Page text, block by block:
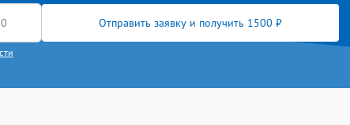
Отправить заявку и получить 1500 ₽